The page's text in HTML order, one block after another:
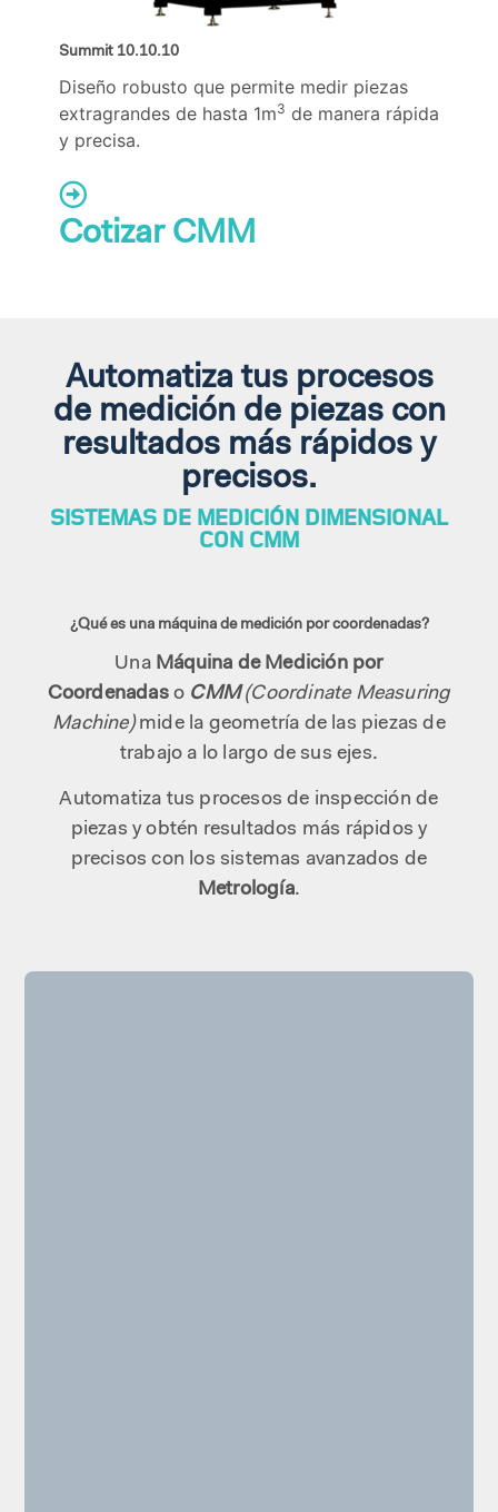
Summit 10.10.10
Diseño robusto que permite medir piezas
extragrandes de hasta 1m3 de manera rápida
y precisa.
Cotizar CMM
Automatiza tus procesos
de medición de piezas con
resultados más rápidos y
precisos.
SISTEMAS DE MEDICIÓN DIMENSIONAL
CON CMM
¿Qué es una máquina de medición por coordenadas?
Una Máquina de Medición por
Coordenadaso CMM (Coordinate Measuring
Machine)mide la geometría de las piezas de
trabajo a lo largo de sus ejes.
Automatiza tus procesos de inspección de
piezas y obtén resultados más rápidos y
precisos con los sistemas avanzados de
Metrología.